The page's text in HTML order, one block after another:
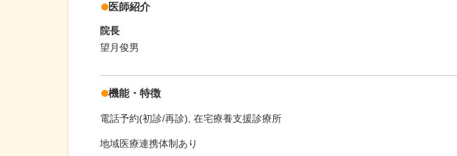
医師紹介
院長
望月俊男
機能・特徴
電話予約(初診/再診) 在宅療養支援診療所
地域医療連携体制あり